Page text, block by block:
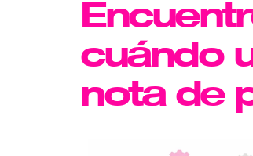
cuándo
nota de